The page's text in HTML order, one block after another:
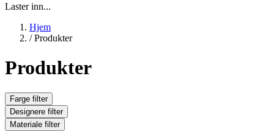
Laster inn...
Hjem
/ Produkter
Produkter
Farge filter
Designere filter
Materiale filter